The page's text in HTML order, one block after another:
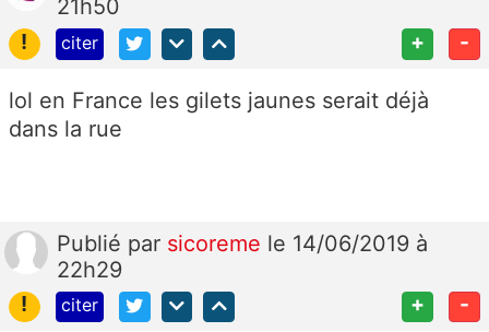
21h50
!
citer + -
lol en France les gilets jaunes serait déjà
dans la rue
Publié par sicoreme le 14/06/2019 à
22h29
!
citer + -